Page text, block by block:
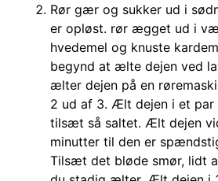
Rør gær og sukker ud i
er opløst. rør ægget ud i
hvedemel og knuste
begynd at ælte dejen ved
ælter dejen på en
2 ud af 3. Ælt dejen i et par
tilsæt så saltet. Ælt dejen
minutter til den er
Tilsæt det bløde smør, lidt